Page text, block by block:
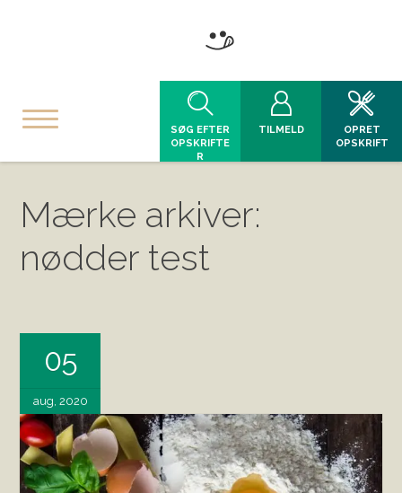
SØG EFTER
OPSKRIFTE
R
TILMELD
OPRET
OPSKRIFT
Mærke arkiver:
nødder test
05
aug, 2020